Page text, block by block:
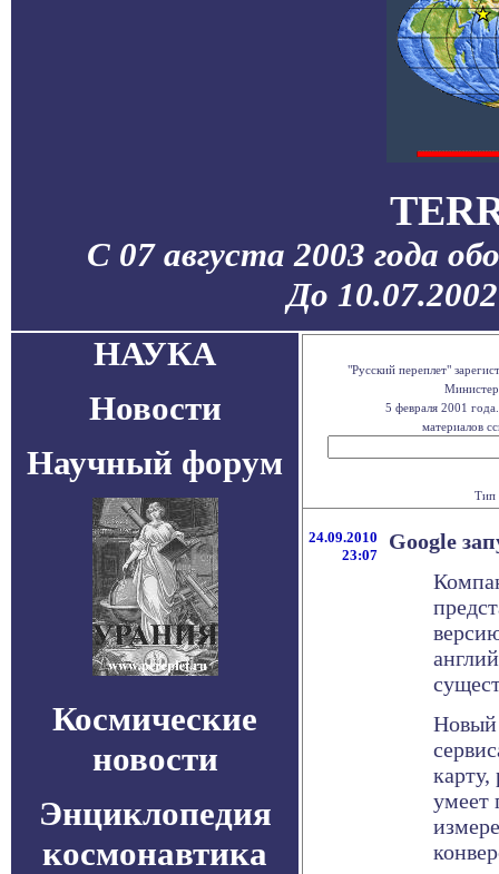
С 07 августа 2003 года
До
НАУКА
Новости
Научный форум
Космические
новости
Энциклопедия
космонавтика
"Русский переплет"
5 февраля 2001
материалов
Тип
24.09.2010
23:07
Google
Новый
карту,
умеет